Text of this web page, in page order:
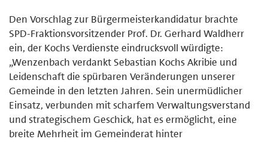
Den Vorschlag zur Bürgermeisterkandidatur brachte
SPD-Fraktionsvorsitzender Prof. Dr. Gerhard Waldherr
ein, der Kochs Verdienste eindrucksvoll würdigte:
„Wenzenbach verdankt Sebastian Kochs Akribie und
Leidenschaft die spürbaren Veränderungen unserer
Gemeinde in den letzten Jahren. Sein unermüdlicher
Einsatz, verbunden mit scharfem Verwaltungsverstand
und strategischem Geschick, hat es ermöglicht, eine
breite Mehrheit im Gemeinderat hinter